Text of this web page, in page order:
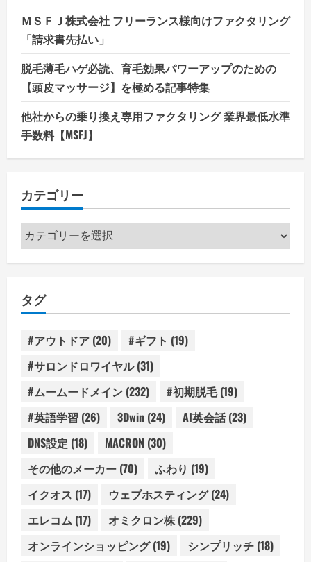
ＭＳＦＪ株式会社 フリーランス様向けファクタリング
「請求書先払い」
脱毛薄毛ハゲ必読、育毛効果パワーアップのための
【頭皮マッサージ】を極める記事特集
他社からの乗り換え専用ファクタリング 業界最低水準
手数料【MSFJ】
カテゴリー
カ
テ
ゴ
ー
タグ
#アウトドア (20) #ギフト (19)
#サロンドロワイヤル(31)
#ムームードメイン (232) #初期脱毛(19)
#英語学習 (26) 3Dwin (24) AI英会話(23)
DNS設定 (18) MACRON (30)
その他のメーカー (70) ふわり (19)
イクオス (17) ウェブホスティング(24)
エレコム (17) オミクロン株(229)
オンラインショッピング(19) シンプリッチ (18)